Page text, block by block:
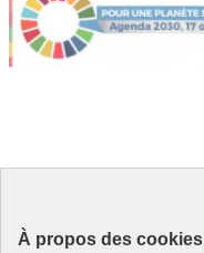
À propos des cookies